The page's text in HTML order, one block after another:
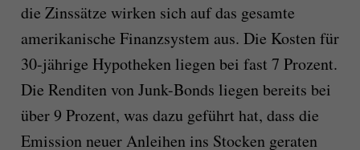
die Zinssätze wirken sich auf das gesamte
amerikanische Finanzsystem aus. Die Kosten für
30-jährige Hypotheken liegen bei fast 7 Prozent.
Die Renditen von Junk-Bonds liegen bereits bei
über 9 Prozent, was dazu geführt hat, dass die
Emission neuer Anleihen ins Stocken geraten